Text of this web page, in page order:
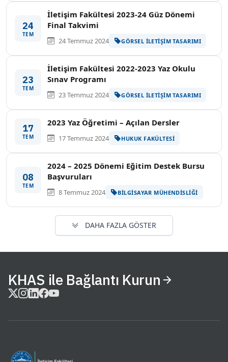
24
TEM
İletişim Fakültesi 2023-24 Güz Dönemi
Final Takvimi
24 Temmuz 2024 GÖRSEL İLETIŞIM TASARIMI
23
TEM
İletişim Fakültesi 2022-2023 Yaz Okulu
Sınav Programı
23 Temmuz 2024 GÖRSEL İLETIŞIM TASARIMI
17
TEM
2023 Yaz Öğretimi – Açılan Dersler
17 Temmuz 2024 HUKUK FAKÜLTESI
08
TEM
2024 – 2025 Dönemi Eğitim Destek Bursu
Başvuruları
8 Temmuz 2024 BILGISAYAR MÜHENDISLIĞI
DAHA FAZLA GÖSTER
KHAS ile Bağlantı Kurun